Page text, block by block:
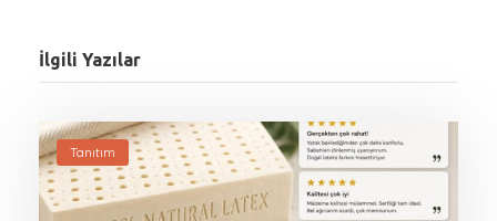
İlgili Yazılar
Tanıtım